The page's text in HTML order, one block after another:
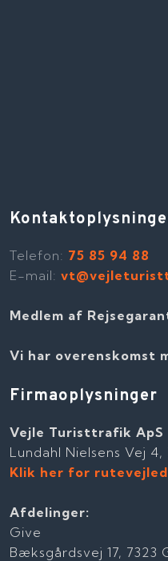
Telefon​: 75 85 94 88
E-mail:
Medlem af
Vi har overenskomst
Firmaoplysninger
Vejle Turisttrafik ApS
Lundahl Nielsens Vej 4,
Klik her for
Afdelinger:
Give
Bæksgårdsvej 17, 7323